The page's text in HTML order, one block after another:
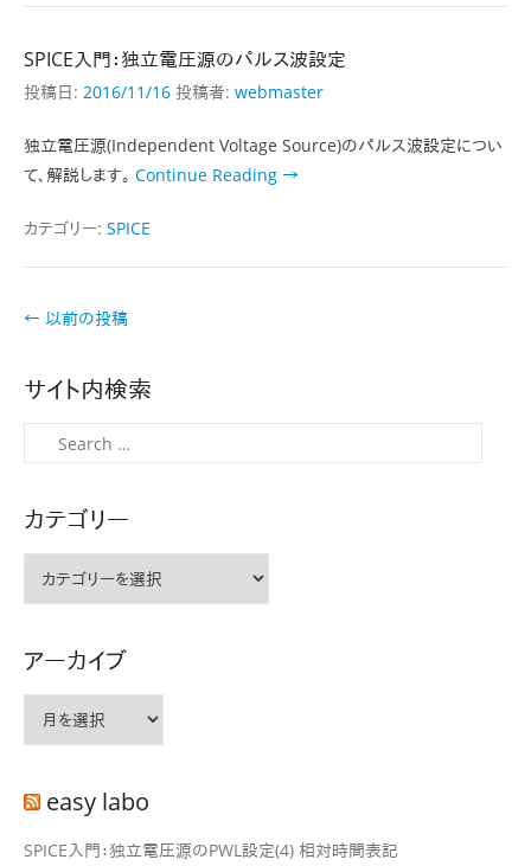
SPICE入門：独立電圧源のパルス波設定
投稿日: 2016/11/16 投稿者: webmaster
独立電圧源(Independent Voltage Source)のパルス波設定につい
て、解説します。 Continue Reading →
カテゴリー: SPICE
投
ナ
ビ
ー
ョ
ン
← 以前の投稿
サイト内検索
索
カテゴリー
リ
アーカイブ
イ easy labo
SPICE入門：独立電圧源のPWL設定(4) 相対時間表記